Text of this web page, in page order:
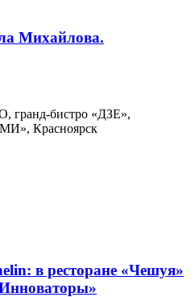
Михайлова.
гранд-бистро «ДЗЕ»,
Красноярск
в ресторане «Чешуя»